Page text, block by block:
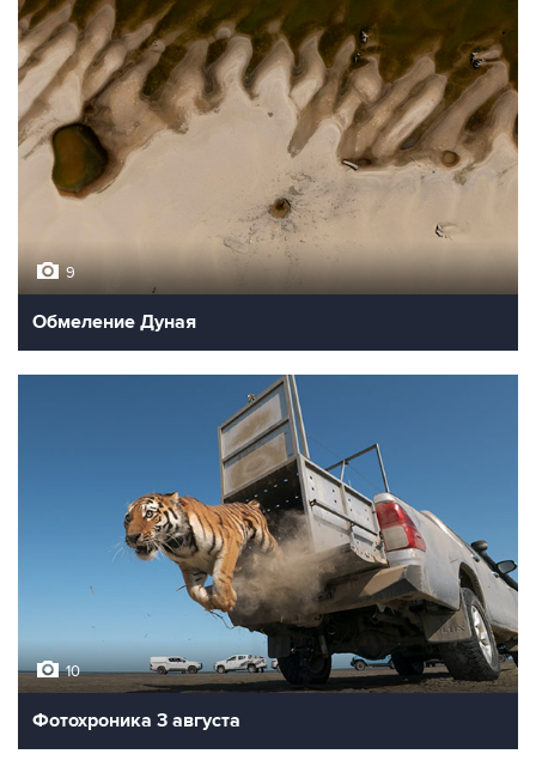
9
Обмеление Дуная
10
Фотохроника 3 августа